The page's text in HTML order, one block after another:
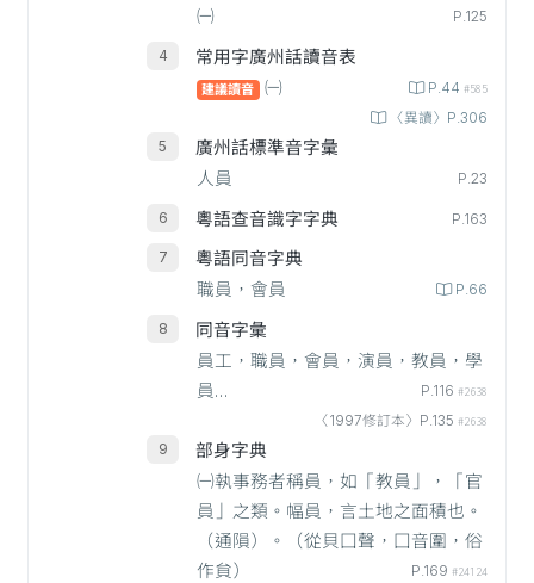
㈠
P.125
常用字廣州話讀音表
建議讀音 ㈠ P.44 #585
〈異讀〉P.306
廣州話標準音字彙
人員
P.23
粵語查音識字字典 P.163
粵語同音字典
職員，會員
P.66
同音字彙
員工，職員，會員，演員，教員，學
員…
P.116 #2638
〈1997修訂本〉P.135 #2638
部身字典
㈠執事務者稱員，如「教員」，「官
員」之類。幅員，言土地之面積也。
（通隕）。（從貝囗聲，囗音圍，俗
作貟）
P.169 #24124